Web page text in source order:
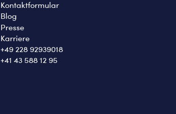
Kontaktformular
Blog
Presse
Karriere
+49 228 92939018
+41 43 588 12 95